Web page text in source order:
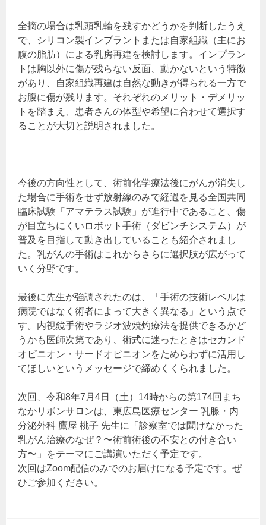
全摘の場合は乳頭乳輪を残すかどうかを判断したうえ
で、シリコン製インプラントまたは自家組織（主にお
腹の脂肪）による乳房再建を検討します。インプラン
トは胸以外に傷が残らない反面、動かないという特徴
があり、自家組織再建は自然な動きが得られる一方で
お腹に傷が残ります。それぞれのメリット・デメリッ
トを踏まえ、患者さんの体型や希望に合わせて選択す
ることが大切と説明されました。
今後の方向性として、術前化学療法後にがんが消失し
た場合に手術をせず放射線のみで経過を見る全国共同
臨床試験「アマテラス試験」が進行中であること、傷
が目立ちにくいロボット手術（ダビンチシステム）が
普及を目指して動き出していることも紹介されまし
た。乳がんの手術はこれからさらに選択肢が広がって
いく分野です。
最後に先生が強調されたのは、「手術の技術レベルは
病院ではなく術者によって大きく異なる」という点で
す。内視鏡手術やラジオ波焼灼療法を提供できるかど
うかも医師次第であり、術式に迷ったときはセカンド
オピニオン・サードオピニオンをためらわずに活用し
てほしいというメッセージで締めくくられました。
次回、令和8年7月4日（土）14時からの第174回まち
なかリボンサロンは、東広島医療センター 乳腺・内
分泌外科 鷹屋 桃子 先生に「診察室では聞けなかった
乳がん治療のなぜ？〜術前術後の不安との付き合い
方〜」をテーマにご講演いただく予定です。
次回はZoom配信のみでのお届けになる予定です。ぜ
ひご参加ください。